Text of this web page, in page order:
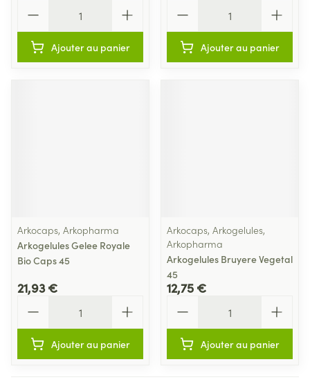
Ajouter au panier Ajouter au panier
Arkocaps, Arkopharma
Arkogelules Gelee Royale
Bio Caps 45
21,93 €
Ajouter au panier
Arkocaps, Arkogelules,
Arkopharma
Arkogelules Bruyere Vegetal
45
12,75 €
Ajouter au panier